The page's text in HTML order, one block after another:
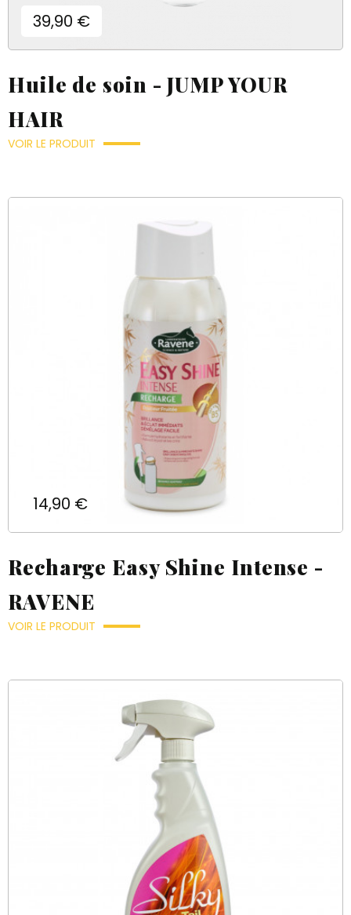
Prix
39,90 €
Huile de soin - JUMP YOUR
HAIR
VOIR LE PRODUIT
Prix
14,90 €
Recharge Easy Shine Intense -
RAVENE
VOIR LE PRODUIT